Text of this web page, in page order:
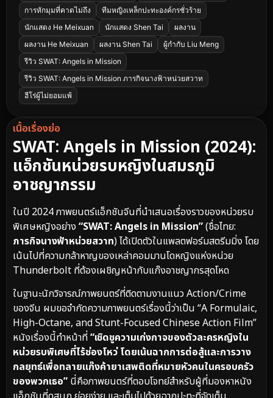
การหักมุมที่คาดไม่ถึง
ทีมหญิงเหล็กปะทะองค์กรชั่วร้าย
นักแสดง He Meixuan
นักแสดง Shen Tai
ผลงาน
ผลงาน He Meixuan
ผลงาน Shen Tai
ผู้กำกับ Liu Meng
รีวิว SWAT: Angels in Mission
รีวิว SWAT: Angels in Mission ภารกิจนางฟ้าหน่วยสวาท
ฮีโร่ผู้ไม่ยอมแพ้
เนื้อเรื่องย่อ
SWAT: Angels in Mission (2024):
แอ็กชันหน่วยรบหญิงในสมรภูมิ
อาชญากรรม
ในปี 2024 ภาพยนตร์แอ็กชันจีนที่นำเสนอเรื่องราวของหน่วยรบ
พิเศษหญิงอย่าง “SWAT: Angels in Mission”(ชื่อไทย:
ภารกิจนางฟ้าหน่วยสวาท) ได้เปิดตัวในแพลตฟอร์มสตรีมมิ่ง โดย
เน้นไปที่ความกล้าหาญของเหล่าคอมมานโดหญิงแห่งหน่วย
Thunderbolt ที่ต้องเผชิญหน้ากับแก๊งอาชญากรสุดโหด
ในฐานะนักวิจารณ์ภาพยนตร์ที่ติดตามงานแนว Action/Crime
ของจีน ผมขอจำกัดความภาพยนตร์เรื่องนี้ว่าเป็น “A Formulaic,
High-Octane, and Stunt-Focused Chinese Action Film”
หนังเรื่องนี้ทำหน้าที่“เชิดชูความเก่งกาจของตัวละครหญิงใน
หน่วยรบพิเศษที่ไร้ช่องโหว่ โดยเน้นฉากการต่อสู้และการวาง
กลยุทธ์เพื่อทลายแก๊งค้ายาเสพติดที่หมายหัวคนในครอบครัว
ของพวกเธอ” นี่คือภาพยนตร์ที่ตอบโจทย์สำหรับผู้ที่มองหาหนัง